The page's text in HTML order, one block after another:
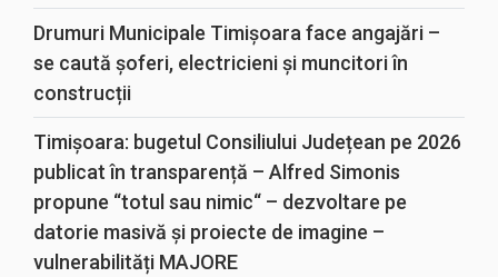
Drumuri Municipale Timișoara face angajări –
se caută șoferi, electricieni și muncitori în
construcții
Timișoara: bugetul Consiliului Județean pe 2026
publicat în transparență – Alfred Simonis
propune “totul sau nimic“ – dezvoltare pe
datorie masivă și proiecte de imagine –
vulnerabilități MAJORE